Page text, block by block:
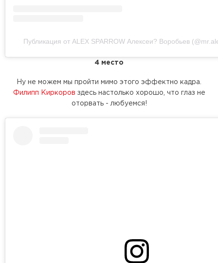
Публикация от ALEX SPARROW Алексеи? Воробьев
4 место
Ну не можем мы пройти мимо этого эффектно кадра.
Филипп Киркоров здесь настолько хорошо, что глаз не
оторвать - любуемся!